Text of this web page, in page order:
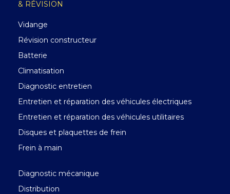
& RÉVISION
Vidange
Révision constructeur
Batterie
Climatisation
Diagnostic entretien
Entretien et réparation des véhicules électriques
Entretien et réparation des véhicules utilitaires
Disques et plaquettes de frein
Frein à main
Diagnostic mécanique
Distribution